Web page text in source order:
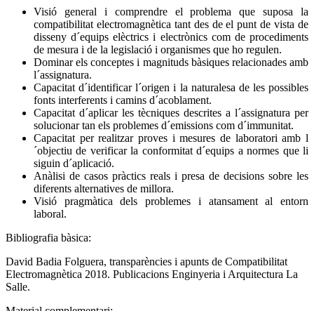
Visió general i comprendre el problema que suposa la
compatibilitat electromagnètica tant des de el punt de vista de
disseny d´equips elèctrics i electrònics com de procediments
de mesura i de la legislació i organismes que ho regulen.
Dominar els conceptes i magnituds bàsiques relacionades amb
l´assignatura.
Capacitat d´identificar l´origen i la naturalesa de les possibles
fonts interferents i camins d´acoblament.
Capacitat d´aplicar les tècniques descrites a l´assignatura per
solucionar tan els problemes d´emissions com d´immunitat.
Capacitat per realitzar proves i mesures de laboratori amb l
´objectiu de verificar la conformitat d´equips a normes que li
siguin d´aplicació.
Anàlisi de casos pràctics reals i presa de decisions sobre les
diferents alternatives de millora.
Visió pragmàtica dels problemes i atansament al entorn
laboral.
Bibliografia bàsica:
David Badia Folguera, transparències i apunts de Compatibilitat
Electromagnètica 2018. Publicacions Enginyeria i Arquitectura La
Salle.